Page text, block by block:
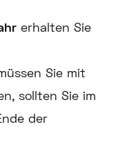
erhalten Sie
Sie mit
sollten Sie im
der